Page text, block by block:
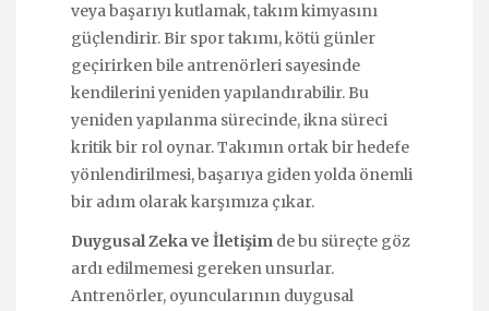
veya başarıyı kutlamak, takım kimyasını
güçlendirir. Bir spor takımı, kötü günler
geçirirken bile antrenörleri sayesinde
kendilerini yeniden yapılandırabilir. Bu
yeniden yapılanma sürecinde, ikna süreci
kritik bir rol oynar. Takımın ortak bir hedefe
yönlendirilmesi, başarıya giden yolda önemli
bir adım olarak karşımıza çıkar.
Duygusal Zeka ve İletişim de bu süreçte göz
ardı edilmemesi gereken unsurlar.
Antrenörler, oyuncularının duygusal